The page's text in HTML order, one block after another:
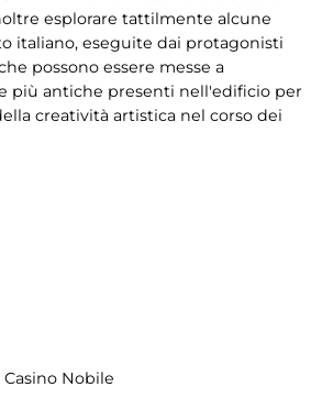
esplorare tattilmente alcune
italiano, eseguite dai protagonisti
possono essere messe a
più antiche presenti nell'edificio per
creatività artistica nel corso dei
Casino Nobile